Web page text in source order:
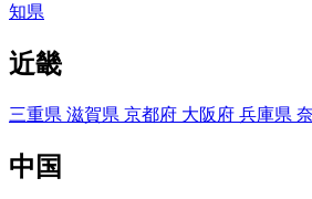
知県
近畿
三重県 滋賀県 京都府 大阪府 兵庫県
中国